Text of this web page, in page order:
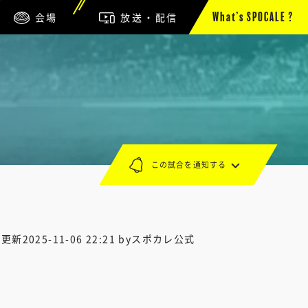
会場 放送・配信 What’s SPOCALE ?
新2025-11-06 22:21 byスポカレ公式
この試合を通知する